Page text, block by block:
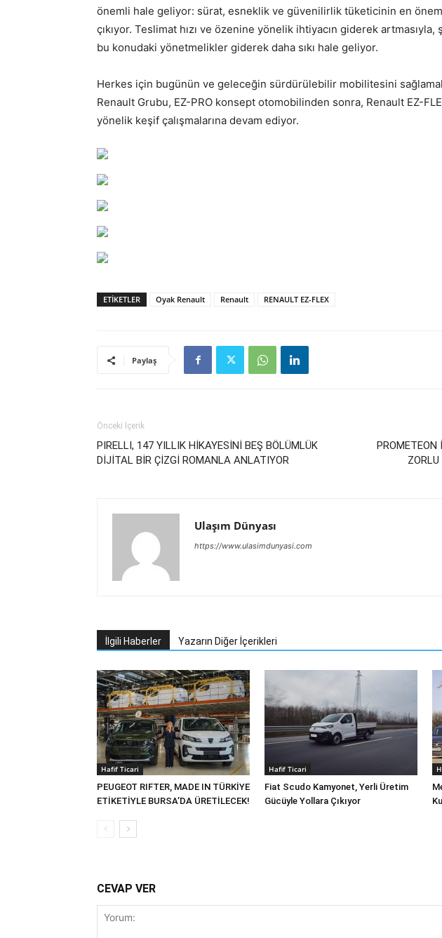
önemli hale geliyor: sürat, esneklik ve güvenilirlik tüketicinin en
çıkıyor. Teslimat hızı ve özenine yönelik ihtiyacın giderek
bu konudaki yönetmelikler giderek daha sıkı hale geliyor.
Herkes için bugünün ve geleceğin sürdürülebilir mobilitesini
Renault Grubu, EZ-PRO konsept otomobilinden sonra, Renault EZ-
yönelik keşif çalışmalarına devam ediyor.
ETIKETLER Oyak Renault Renault RENAULT EZ-FLEX
Paylaş
Önceki İçerik
PIRELLI, 147 YILLIK HİKAYESİNİ BEŞ BÖLÜMLÜK
DİJİTAL BİR ÇİZGİ ROMANLA ANLATIYOR
PROMETEON
Ulaşım Dünyası
https://www.ulasimdunyasi.com
İlgili Haberler Yazarın Diğer İçerikleri
Hafif Ticari
PEUGEOT RIFTER, MADE IN TÜRKİYE
ETİKETİYLE BURSA’DA ÜRETİLECEK!
Hafif Ticari
Fiat Scudo Kamyonet, Yerli Üretim
Gücüyle Yollara Çıkıyor
CEVAP VER